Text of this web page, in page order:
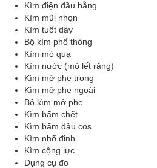
Kìm điện đầu bằng
Kìm mũi nhọn
Kìm tuốt dây
Bộ kìm phổ thông
Kìm mỏ quạ
Kìm nước (mỏ lết răng)
Kìm mở phe trong
Kìm mở phe ngoài
Bộ kìm mở phe
Kìm bấm chết
Kìm bấm đầu cos
Kìm nhổ đinh
Kìm cộng lực
Dụng cụ đo